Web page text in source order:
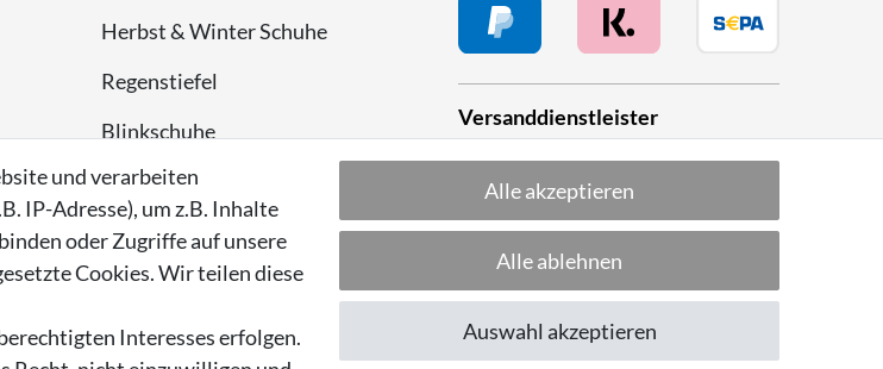
Herbst & Winter Schuhe
Regenstiefel
Blinkschuhe
Schnneestiefel
Wasserdichte Kinderschuhe
Sneaker
Lauflernschuhe
Versanddienstleister
Folge uns!
und verarbeiten
IP-Adresse), um z.B. Inhalte
oder Zugriffe auf unsere
Cookies. Wir teilen diese
Interesses erfolgen.
Alle akzeptieren
Alle ablehnen
Auswahl akzeptieren